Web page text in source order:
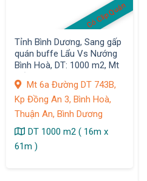
Có Clip Quán
Tỉnh Bình Dương, Sang gấp
quán buffe Lẩu Vs Nướng
Bình Hoà, DT: 1000 m2, Mt
Đồng An 3, Bình Hoà,
Thuận An,
Mt 6a Đường DT 743B,
Kp Đồng An 3, Bình Hoà,
Thuận An, Bình Dương
DT 1000 m2 ( 16m x
61m )